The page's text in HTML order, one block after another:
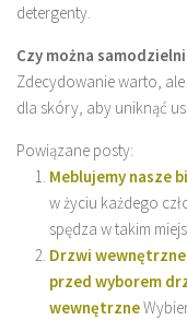
detergenty.
Czy można
Zdecydowanie warto,
dla skóry, aby uniknąć
Powiązane posty:
Meblujemy nasze
w życiu każdego
spędza w takim
Drzwi
przed wyborem
wewnętrzne